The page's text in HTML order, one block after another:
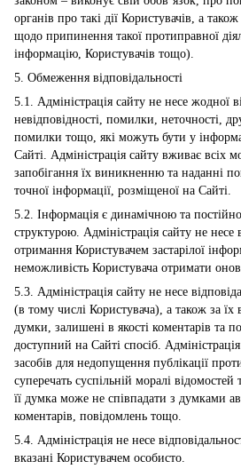
органів про такі дії Користувачів, а
щодо припинення такої протиправної
інформацію, Користувачів тощо).
5. Обмеження відповідальності
5.1. Адміністрація сайту не несе жодної
невідповідності, помилки, неточності,
помилки тощо, які можуть бути у
Сайті. Адміністрація сайту вживає всіх
запобігання їх виникненню та наданні
точної інформації, розміщеної на Сайті.
5.2. Інформація є динамічною та
структурою. Адміністрація сайту не несе
отримання Користувачем застарілої
неможливість Користувача отримати
5.3. Адміністрація сайту не несе
(в тому числі Користувача), а також за їх
думки, залишені в якості коментарів та
доступний на Сайті спосіб.
засобів для недопущення публікації
суперечать суспільній моралі відомостей
її думка може не співпадати з думками
коментарів, повідомлень тощо.
5.4. Адміністрація не несе
вказані Користувачем особисто.